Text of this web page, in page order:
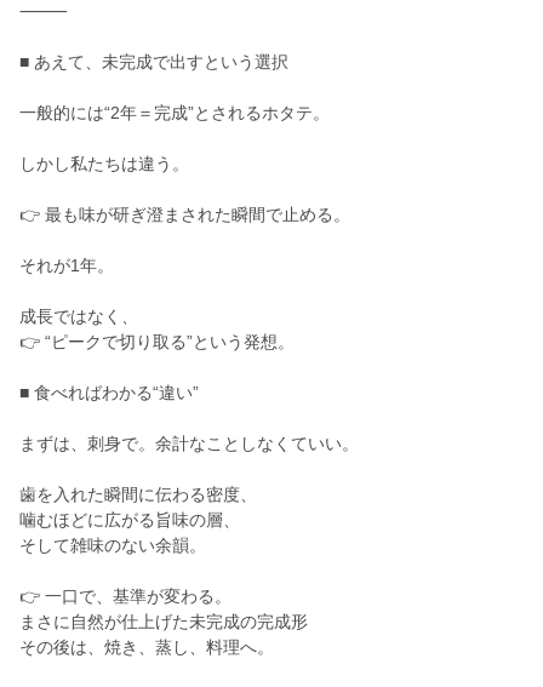
⸻
■ あえて、未完成で出すという選択
一般的には“2年＝完成”とされるホタテ。
しかし私たちは違う。
👉 最も味が研ぎ澄まされた瞬間で止める。
それが1年。
成長ではなく、
👉 “ピークで切り取る”という発想。
■ 食べればわかる“違い”
まずは、刺身で。余計なことしなくていい。
歯を入れた瞬間に伝わる密度、
噛むほどに広がる旨味の層、
そして雑味のない余韻。
👉 一口で、基準が変わる。
まさに自然が仕上げた未完成の完成形
その後は、焼き、蒸し、料理へ。